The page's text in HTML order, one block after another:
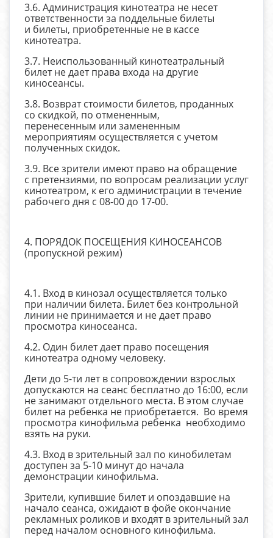
3.6. Администрация кинотеатра не несет
ответственности за поддельные билеты
и билеты, приобретенные не в кассе
кинотеатра.
3.7. Неиспользованный кинотеатральный
билет не дает права входа на другие
киносеансы.
3.8. Возврат стоимости билетов, проданных
со скидкой, по отмененным,
перенесенным или замененным
мероприятиям осуществляется с учетом
полученных скидок.
3.9. Все зрители имеют право на обращение
с претензиями, по вопросам реализации услуг
кинотеатром, к его администрации в течение
рабочего дня с 08-00 до 17-00.
4. ПОРЯДОК ПОСЕЩЕНИЯ КИНОСЕАНСОВ
(пропускной режим)
4.1. Вход в кинозал осуществляется только
при наличии билета. Билет без контрольной
линии не принимается и не дает право
просмотра киносеанса.
4.2. Один билет дает право посещения
кинотеатра одному человеку.
Дети до 5-ти лет в сопровождении взрослых
допускаются на сеанс бесплатно до 16:00, если
не занимают отдельного места. В этом случае
билет на ребенка не приобретается. Во время
просмотра кинофильма ребенка необходимо
взять на руки.
4.3. Вход в зрительный зал по кинобилетам
доступен за 5-10 минут до начала
демонстрации кинофильма.
Зрители, купившие билет и опоздавшие на
начало сеанса, ожидают в фойе окончание
рекламных роликов и входят в зрительный зал
перед началом основного кинофильма.